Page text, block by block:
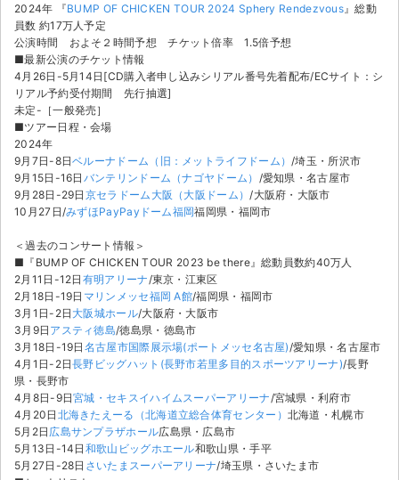
2024年 『BUMP OF CHICKEN TOUR 2024 Sphery Rendezvous』総動
員数 約17万人予定
公演時間 およそ２時間予想 チケット倍率 1.5倍予想
■最新公演のチケット情報
4月26日-5月14日[CD購入者申し込みシリアル番号先着配布/ECサイト：シ
リアル予約受付期間 先行抽選]
未定-［一般発売］
■ツアー日程・会場
2024年
9月7日-8日ベルーナドーム（旧：メットライフドーム）/埼玉・所沢市
9月15日-16日 バンテリンドーム（ナゴヤドーム） /愛知県・名古屋市
9月28日-29日 京セラドーム大阪（大阪ドーム）/大阪府・大阪市
10月27日/みずほPayPayドーム福岡福岡県・福岡市
＜過去のコンサート情報＞
■『BUMP OF CHICKEN TOUR 2023 be there』総動員数約40万人
2月11日-12日 有明アリーナ/東京・江東区
2月18日-19日 マリンメッセ福岡 A館/福岡県・福岡市
3月1日-2日 大阪城ホール/大阪府・大阪市
3月9日 アスティ徳島/徳島県・徳島市
3月18日-19日 名古屋市国際展示場(ポートメッセ名古屋)/愛知県・名古屋市
4月1日-2日長野ビッグハット(長野市若里多目的スポーツアリーナ)/長野
県・長野市
4月8日-9日宮城・セキスイハイムスーパーアリーナ/宮城県・利府市
4月20日 北海きたえーる（北海道立総合体育センター） 北海道・札幌市
5月2日 広島サンプラザホール広島県・広島市
5月13日-14日 和歌山ビッグホエール和歌山県・手平
5月27日-28日 さいたまスーパーアリーナ/埼玉県・さいたま市